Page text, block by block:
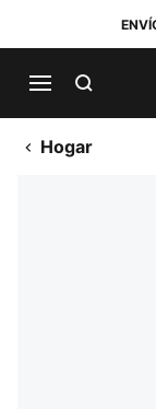
Hogar